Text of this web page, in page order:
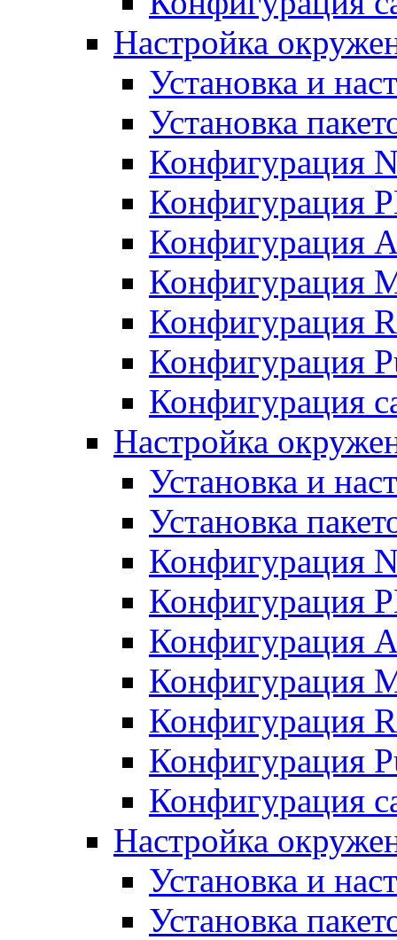
Настройка
Установка и
Установка
Конфигурация
Конфигурация
Конфигурация
Конфигурация
Конфигурация
Конфигурация
Конфигурация
Настройка
Установка и
Установка
Конфигурация
Конфигурация
Конфигурация
Конфигурация
Конфигурация
Конфигурация
Конфигурация
Настройка
Установка и
Установка